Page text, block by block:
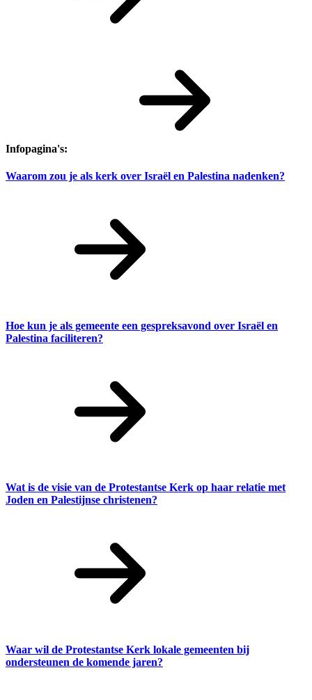
Infopagina's:
Waarom zou je als kerk over Israël en Palestina nadenken?
Hoe kun je als gemeente een gespreksavond over Israël en
Palestina faciliteren?
Wat is de visie van de Protestantse Kerk op haar relatie met
Joden en Palestijnse christenen?
Waar wil de Protestantse Kerk lokale gemeenten bij
ondersteunen de komende jaren?